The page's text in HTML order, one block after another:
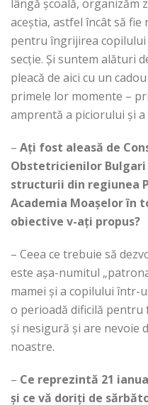
lângă școală, organizăm
aceștia, astfel încât să
pentru îngrijirea
secție. Și suntem alături
pleacă de aici cu un
primele lor momente –
amprentă a piciorului și
– Ați fost aleasă de
Obstetricienilor
structurii din regiunea
Academia Moașelor în
obiective v-ați propus?
– Ceea ce trebuie să
este așa-numitul
mamei și a copilului într-
o perioadă dificilă pentru
și nesigură și are nevoie
noastre.
– Ce reprezintă 21
și ce vă doriți de